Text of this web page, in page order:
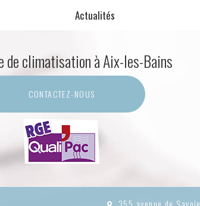
Actualités
de climatisationà Aix-les-Bains
CONTACTEZ-NOUS